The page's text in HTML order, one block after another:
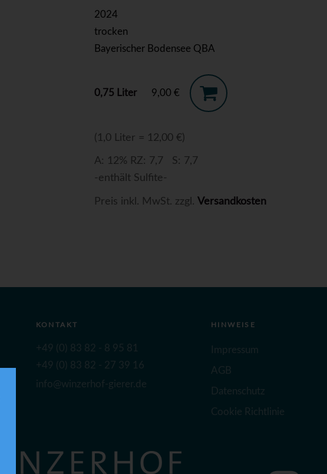
2024
trocken
Bayerischer Bodensee QBA
0,75 Liter 9,00 €
(1,0 Liter = 12,00 €)
A: 12% RZ: 7,7 S: 7,7
-enthält Sulfite-
Preis inkl. MwSt. zzgl. Versandkosten
KONTAKT
+49 (0) 83 82 - 8 95 81
+49 (0) 83 82 - 27 39 16
info@winzerhof-gierer.de
HINWEISE
Impressum
AGB
Datenschutz
Cookie Richtlinie